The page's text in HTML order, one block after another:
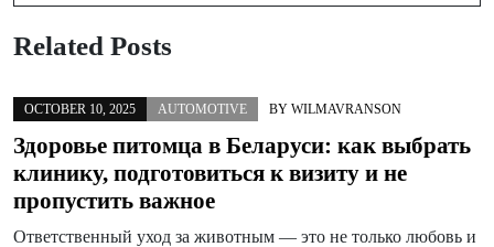
Related Posts
OCTOBER 10, 2025 AUTOMOTIVE BY WILMAVRANSON
Здоровье питомца в Беларуси: как выбрать
клинику, подготовиться к визиту и не
пропустить важное
Ответственный уход за животным — это не только любовь и